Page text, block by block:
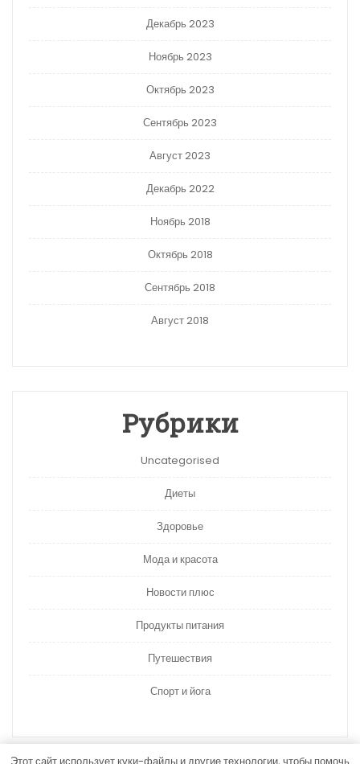
Декабрь 2023
Ноябрь 2023
Октябрь 2023
Сентябрь 2023
Август 2023
Декабрь 2022
Ноябрь 2018
Октябрь 2018
Сентябрь 2018
Август 2018
Рубрики
Uncategorised
Диеты
Здоровье
Мода и красота
Новости плюс
Продукты питания
Путешествия
Спорт и йога
Этот сайт использует куки-файлы и другие технологии, чтобы помочь